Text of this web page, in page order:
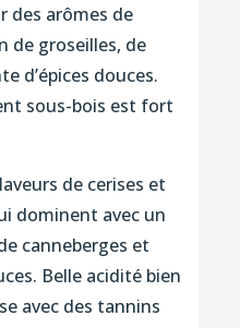
des arômes de
de groseilles, de
d’épices douces.
sous-bois est fort
de cerises et
dominent avec un
canneberges et
Belle acidité bien
avec des tannins